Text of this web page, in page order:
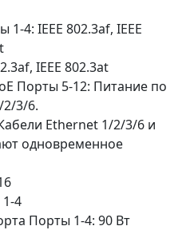
1-4: IEEE 802.3af, IEEE
IEEE 802.3at
Порты 5-12: Питание по
2/3/6.
Ethernet 1/2/3/6 и
одновременное
4
Порты 1-4: 90 Вт